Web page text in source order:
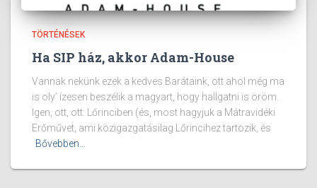
TÖRTÉNÉSEK
Ha SIP ház, akkor Adam-House
Vannak nekünk ezek a kedves Barátaink, ott ahol még ma
is oly’ ízesen beszélik a magyart, hogy hallgatni is öröm.
Igen, ott, ott: Lőrinciben (és, most hagyjuk a Mátravidéki
Erőművet, ami közigazgatásilag Lőrincihez tartozik, és
Bővebben...